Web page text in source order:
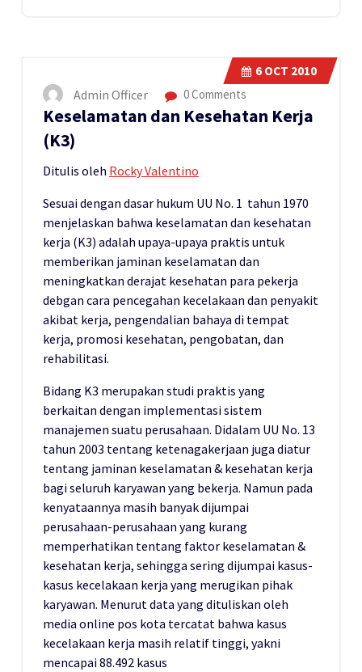
6 OCT 2010
Admin Officer 0 Comments
Keselamatan dan Kesehatan Kerja
(K3)
Ditulis oleh Rocky Valentino
Sesuai dengan dasar hukum UU No. 1 tahun 1970
menjelaskan bahwa keselamatan dan kesehatan
kerja (K3) adalah upaya-upaya praktis untuk
memberikan jaminan keselamatan dan
meningkatkan derajat kesehatan para pekerja
debgan cara pencegahan kecelakaan dan penyakit
akibat kerja, pengendalian bahaya di tempat
kerja, promosi kesehatan, pengobatan, dan
rehabilitasi.
Bidang K3 merupakan studi praktis yang
berkaitan dengan implementasi sistem
manajemen suatu perusahaan. Didalam UU No. 13
tahun 2003 tentang ketenagakerjaan juga diatur
tentang jaminan keselamatan & kesehatan kerja
bagi seluruh karyawan yang bekerja. Namun pada
kenyataannya masih banyak dijumpai
perusahaan-perusahaan yang kurang
memperhatikan tentang faktor keselamatan &
kesehatan kerja, sehingga sering dijumpai kasus-
kasus kecelakaan kerja yang merugikan pihak
karyawan. Menurut data yang dituliskan oleh
media online pos kota tercatat bahwa kasus
kecelakaan kerja masih relatif tinggi, yakni
mencapai 88.492 kasus